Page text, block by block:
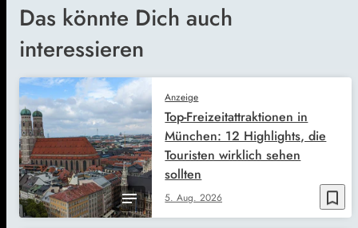
Das könnte Dich auch
interessieren
bookmark_border
Anzeige
5. Aug. 2026
Top-Freizeitattraktionen in
München: 12 Highlights, die
Touristen wirklich sehen
sollten